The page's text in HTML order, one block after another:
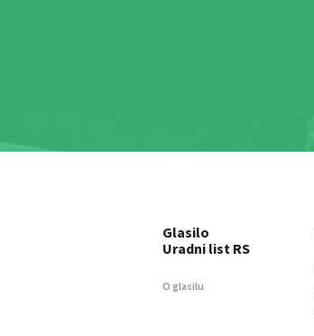
Glasilo
Uradni list RS
O glasilu